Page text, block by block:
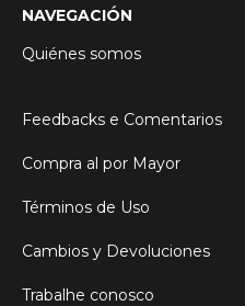
NAVEGACIÓN
Quiénes somos
Feedbacks e Comentarios
Compra al por Mayor
Términos de Uso
Cambios y Devoluciones
Trabalhe conosco